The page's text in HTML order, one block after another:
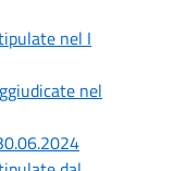
nel I
nel